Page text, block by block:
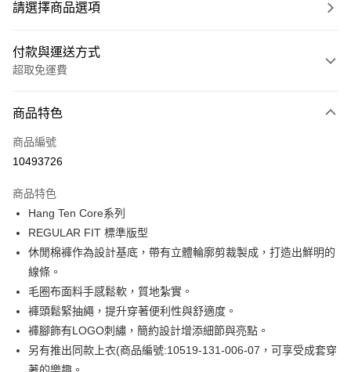
請選擇商品選項
付款與運送方式
超取免運費
信用卡一次付款
LINE Pay
街口支付
悠遊付
Google Pay
貨到付款
運送方式
商品特色
商品編號
10493726
商品特色
Hang Ten Core系列
REGULAR FIT 標準版型
休閒棉褲作為設計基底，帶有立體輪廓剪裁製成，打造出鮮明的
線條。
毛圈布面料手感鬆軟，質地紮實。
褲頭鬆緊抽繩，提升穿著便利性與舒適度。
褲腳飾有LOGO刺繡，簡約設計增添細節與亮點。
另有推出同款上衣(商品編號:10519-131-006-07，可享受成套穿